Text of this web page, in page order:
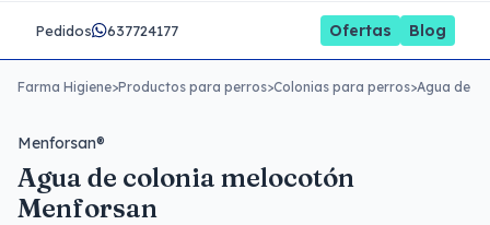
Pedidos 637724177 Ofertas Blog
Farma Higiene>Productos para perros>Colonias para perros>Agua de
Menforsan®
Agua de colonia melocotón
Menforsan